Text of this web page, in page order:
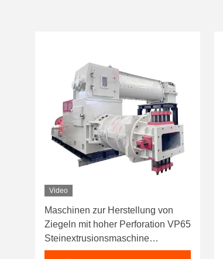
Video
Maschinen zur Herstellung von
Ziegeln mit hoher Perforation VP65
Steinextrusionsmaschine
Vakuumextruder